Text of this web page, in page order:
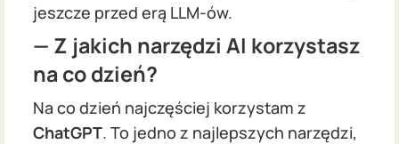
jeszcze przed erą LLM-ów.
— Z jakich narzędzi AI korzystasz
na co dzień?
Na co dzień najczęściej korzystam z
ChatGPT. To jedno z najlepszych narzędzi,